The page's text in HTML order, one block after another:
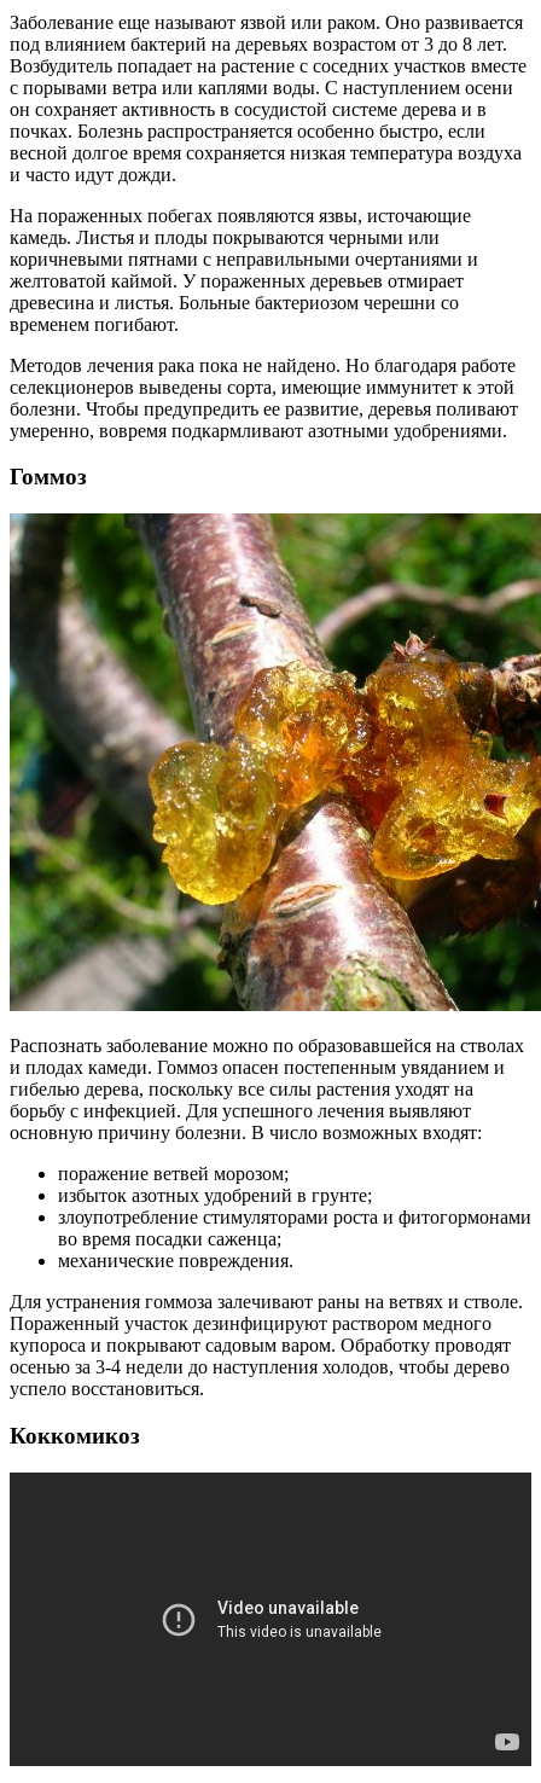
Заболевание еще называют язвой или раком. Оно развивается
под влиянием бактерий на деревьях возрастом от 3 до 8 лет.
Возбудитель попадает на растение с соседних участков вместе
с порывами ветра или каплями воды. С наступлением осени
он сохраняет активность в сосудистой системе дерева и в
почках. Болезнь распространяется особенно быстро, если
весной долгое время сохраняется низкая температура воздуха
и часто идут дожди.
На пораженных побегах появляются язвы, источающие
камедь. Листья и плоды покрываются черными или
коричневыми пятнами с неправильными очертаниями и
желтоватой каймой. У пораженных деревьев отмирает
древесина и листья. Больные бактериозом черешни со
временем погибают.
Методов лечения рака пока не найдено. Но благодаря работе
селекционеров выведены сорта, имеющие иммунитет к этой
болезни. Чтобы предупредить ее развитие, деревья поливают
умеренно, вовремя подкармливают азотными удобрениями.
Гоммоз
Распознать заболевание можно по образовавшейся на стволах
и плодах камеди. Гоммоз опасен постепенным увяданием и
гибелью дерева, поскольку все силы растения уходят на
борьбу с инфекцией. Для успешного лечения выявляют
основную причину болезни. В число возможных входят:
поражение ветвей морозом;
избыток азотных удобрений в грунте;
злоупотребление стимуляторами роста и фитогормонами
во время посадки саженца;
механические повреждения.
Для устранения гоммоза залечивают раны на ветвях и стволе.
Пораженный участок дезинфицируют раствором медного
купороса и покрывают садовым варом. Обработку проводят
осенью за 3-4 недели до наступления холодов, чтобы дерево
успело восстановиться.
Коккомикоз